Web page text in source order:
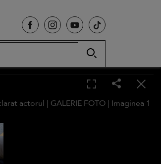
actorul | GALERIE FOTO | Imaginea 1